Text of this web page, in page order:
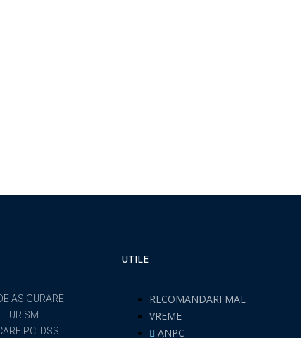
ASIGURARE
TURISM
PCI DSS
UTILE
RECOMANDARI MAE
VREME
ANPC